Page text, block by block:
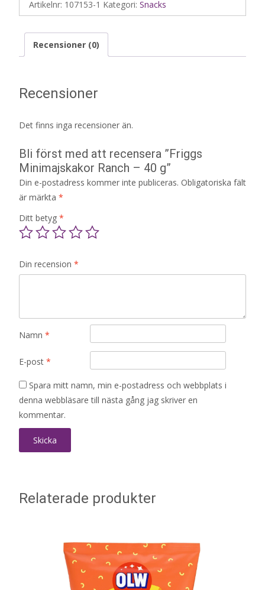
Artikelnr: 107153-1 Kategori: Snacks
Recensioner (0)
Recensioner
Det finns inga recensioner än.
Bli först med att recensera ”Friggs
Minimajskakor Ranch – 40 g”
Din e-postadress kommer inte publiceras. Obligatoriska fält
är märkta *
Ditt betyg *
Din recension *
Namn *
E-post *
Spara mitt namn, min e-postadress och webbplats i
denna webbläsare till nästa gång jag skriver en
kommentar.
Relaterade produkter